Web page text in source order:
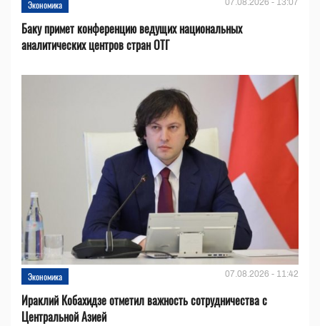
Экономика 07.08.2026 - 13:07
Баку примет конференцию ведущих национальных
аналитических центров стран ОТГ
Экономика 07.08.2026 - 11:42
Ираклий Кобахидзе отметил важность сотрудничества с
Центральной Азией